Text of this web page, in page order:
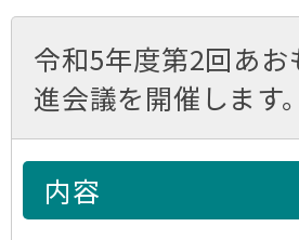
令和5年度第2回あお
進会議を開催します。
内容